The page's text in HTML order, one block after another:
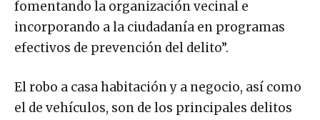
fomentando la organización vecinal e
incorporando a la ciudadanía en programas
efectivos de prevención del delito”.
El robo a casa habitación y a negocio, así como
el de vehículos, son de los principales delitos